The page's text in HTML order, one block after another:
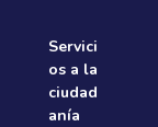
Servici
os a la
ciudad
anía